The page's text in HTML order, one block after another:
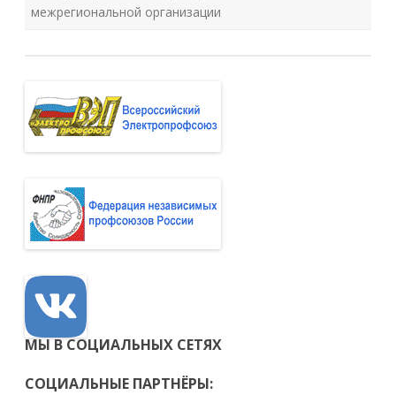
межрегиональной организации
МЫ В СОЦИАЛЬНЫХ СЕТЯХ
СОЦИАЛЬНЫЕ ПАРТНЁРЫ: